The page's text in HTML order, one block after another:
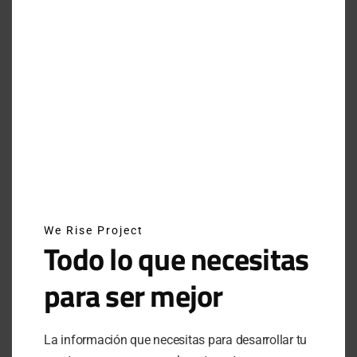
¿EN CUÁNTO TIEMPO PIERDES LA CONDICIÓN
PARA CORRER?
We Rise Project
Todo lo que necesitas
para ser mejor
La información que necesitas para desarrollar tu